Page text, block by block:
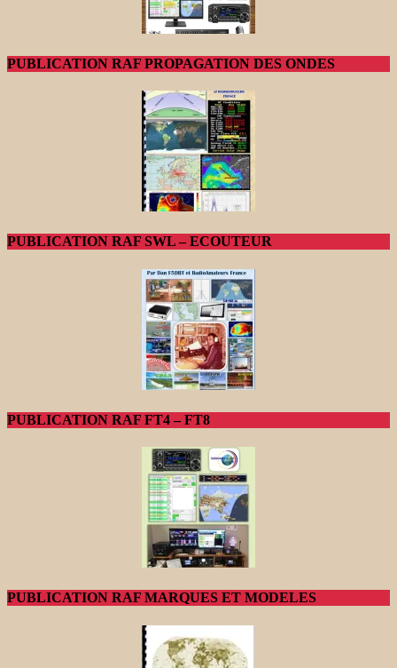
PUBLICATION RAF PROPAGATION DES ONDES
PUBLICATION RAF SWL – ECOUTEUR
PUBLICATION RAF FT4 – FT8
PUBLICATION RAF MARQUES ET MODELES